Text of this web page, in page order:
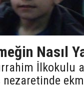
Nasıl
İlkokulu